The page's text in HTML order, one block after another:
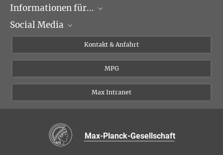
Forschungsgruppen
Veranstaltungen
Informationen für...
Journalisten
Doktoranden
Social Media
Linked in
Kontakt & Anfahrt
MPG
Max Intranet
Max-Planck-Gesellschaft